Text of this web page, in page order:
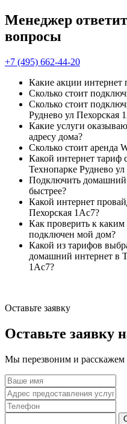
Менеджер
вопросы
+7 (495) 662-44-20
Какие акции интернет
Сколько стоит
Сколько стоит
Руднево ул Пехорская
Какие услуги
адресу дома?
Сколько стоит аренда
Какой интернет тариф
Технопарке Руднево
Подключить
быстрее?
Какой интернет
Пехорская 1Ас7?
Как проверить к
подключен мой дом?
Какой из тарифов
домашний интернет в
1Ас7?
Оставьте заявку
Оставьте заявку
Мы перезвоним и